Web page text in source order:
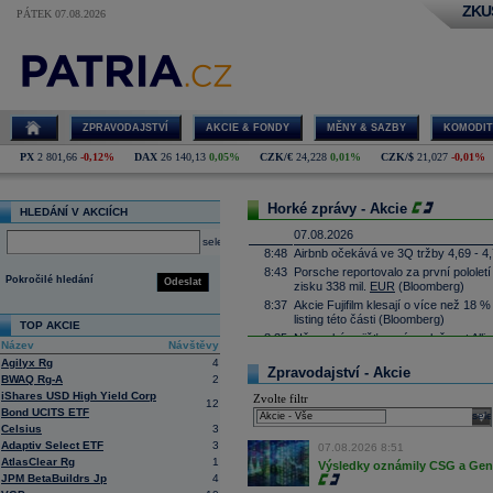
PÁTEK 07.08.2026
ZPRAVODAJSTVÍ AKCIE & FONDY MĚNY & SAZBY
PX 2 801,66 -0,12% DAX 26 140,13 0,05% CZK/€ 24,228 0,01% CZK/$ 21,027 -0,01%
HLEDÁNÍ V AKCIÍCH
select
Odeslat
Pokročilé hledání
TOP AKCIE
Název
Návštěvy
Agilyx Rg
4
BWAQ Rg-A
2
iShares USD High Yield Corp
Bond UCITS ETF
12
Celsius
3
Adaptiv Select ETF
3
AtlasClear Rg
1
JPM BetaBuildrs Jp
4
Horké zprávy - Akcie
07.08.2026
8:48 Airbnb očekává ve 3Q tržby 4,69 -
8:43 Porsche reportovalo za první
zisku 338 mil. EUR (Bloomberg)
8:37 Akcie Fujifilm klesají o více než 18
listing této části (Bloomberg)
8:35 Německá pojišťovací společnost
8:25 Největší polská petrochemická
čistý zisk na 15,87 miliardy zlotých
8:17 Soud v americkém státě Nové
zaplatit 567 milionů
(téměř 12
státě (ČTK)
8:06 Antivirová společnost Gen Digital v
procent na 215 milionů
Zpravodajství - Akcie
Zvolte filtr
07.08.2026 8:51
Výsledky oznámily CSG a